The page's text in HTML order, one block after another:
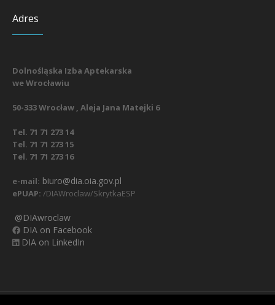
Adres
Dolnośląska Izba Aptekarska
we Wrocławiu
50-333 Wrocław , Aleja Jana Matejki 6
Tel. 71 71 273 14
Tel. 71 71 273 15
Tel. 71 71 273 16
e-mail: biuro@dia.oia.gov.pl
ePUAP: /DIAWroclaw/SkrytkaESP
@DIAwroclaw
DIA on Facebook
DIA on LinkedIn